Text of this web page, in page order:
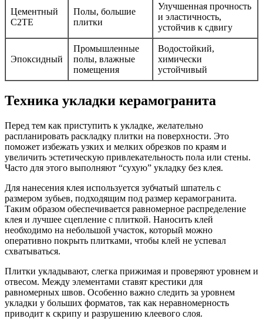
Цементный
C2TE
Полы, большие
плитки
Улучшенная прочность
и эластичность,
устойчив к сдвигу
Эпоксидный
Промышленные
полы, влажные
помещения
Водостойкий,
химически
устойчивый
Техника укладки керамогранита
Перед тем как приступить к укладке, желательно
распланировать раскладку плитки на поверхности. Это
поможет избежать узких и мелких обрезков по краям и
увеличить эстетическую привлекательность пола или стены.
Часто для этого выполняют “сухую” укладку без клея.
Для нанесения клея используется зубчатый шпатель с
размером зубьев, подходящим под размер керамогранита.
Таким образом обеспечивается равномерное распределение
клея и лучшее сцепление с плиткой. Наносить клей
необходимо на небольшой участок, который можно
оперативно покрыть плитками, чтобы клей не успевал
схватываться.
Плитки укладывают, слегка прижимая и проверяют уровнем и
отвесом. Между элементами ставят крестики для
равномерных швов. Особенно важно следить за уровнем
укладки у больших форматов, так как неравномерность
приводит к скрипу и разрушению клеевого слоя.